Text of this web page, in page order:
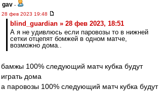
gav -
28 фев 2023 19:48
blind_guardian » 28 фев 2023, 18:51
А я не удивлюсь если паровозы то в нижней
сетки отцепят бомжей в одном матче,
возможно дома..
бамжы 100% следующий матч кубка будут
играть дома
а паровозы 100% следующий матч кубка будут